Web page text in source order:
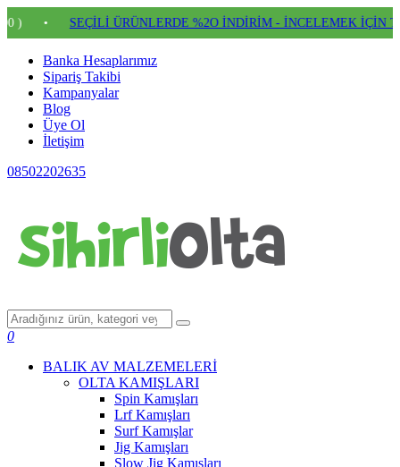
• SEÇİLİ ÜRÜNLERDE %2O İNDİRİM - İNCELEMEK İÇİN
Banka Hesaplarımız
Sipariş Takibi
Kampanyalar
Blog
Üye Ol
İletişim
08502202635
0
BALIK AV MALZEMELERİ
OLTA KAMIŞLARI
Spin Kamışları
Lrf Kamışları
Surf Kamışlar
Jig Kamışları
Slow Jig Kamışları